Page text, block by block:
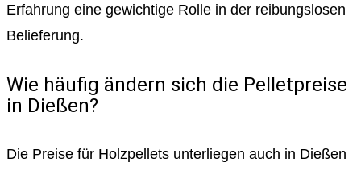
Erfahrung eine gewichtige Rolle in der reibungslosen
Belieferung.
Wie häufig ändern sich die Pelletpreise
in Dießen?
Die Preise für Holzpellets unterliegen auch in Dießen